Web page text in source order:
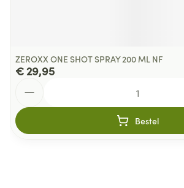
ZEROXX ONE SHOT SPRAY 200 ML NF
€ 29,95
Bestel